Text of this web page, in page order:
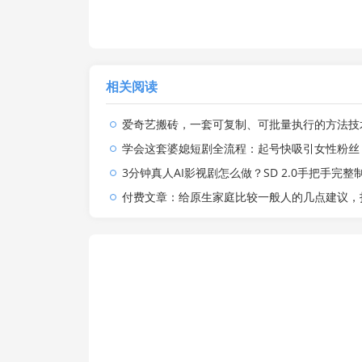
相关阅读
爱奇艺搬砖，一套可复制、可批量执行的方法技术。操作一个月，
学会这套婆媳短剧全流程：起号快吸引女性粉丝，文案剪辑视频制作一站式搞定，多种变
3分钟真人AI影视剧怎么做？SD 2.0手把手完整制作流程｜Higgsfield 14天SD 2.0/
付费文章：给原生家庭比较一般人的几点建议，打破阶层局限，实现个人与家族